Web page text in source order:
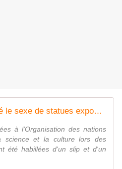
L'Unesco a-t-elle caché le sexe de statues exposées dans ses locaux à Paris en leur mettant des slips ?
à l'Organisation des nations
science et la culture lors des
été habillées d'un slip et d'un